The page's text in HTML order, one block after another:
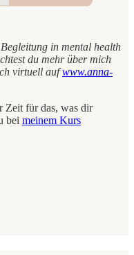
in mental health
du mehr über mich
virtuell aufwww.anna-
Zeit für das, was dir
bei meinem Kurs